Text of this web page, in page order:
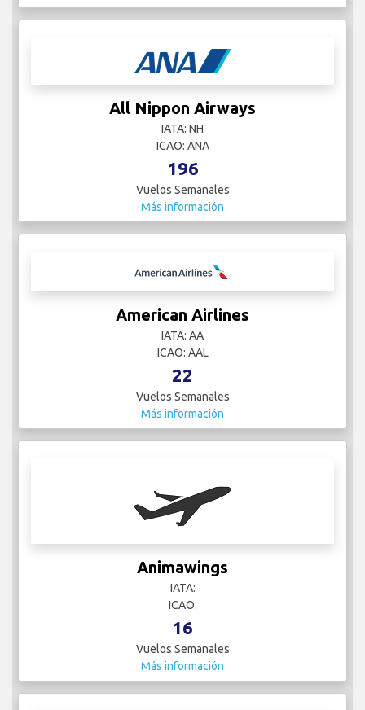
All Nippon Airways
IATA: NH
ICAO: ANA
196
Vuelos Semanales
Más información
American Airlines
IATA: AA
ICAO: AAL
22
Vuelos Semanales
Más información
Animawings
IATA:
ICAO:
16
Vuelos Semanales
Más información